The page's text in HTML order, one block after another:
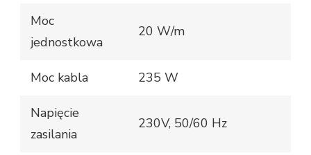
Moc
jednostkowa
20 W/m
Moc kabla 235 W
Napięcie
zasilania
230V, 50/60 Hz